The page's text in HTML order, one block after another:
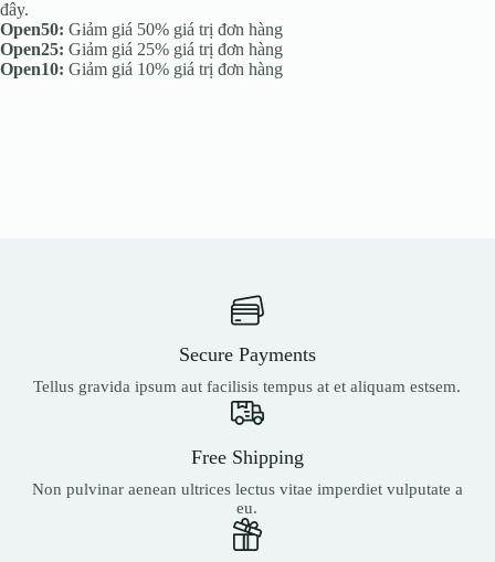
đây.
Open50: Giảm giá 50% giá trị đơn hàng
Open25: Giảm giá 25% giá trị đơn hàng
Open10: Giảm giá 10% giá trị đơn hàng
Secure Payments
Tellus gravida ipsum aut facilisis tempus at et aliquam estsem.
Free Shipping
Non pulvinar aenean ultrices lectus vitae imperdiet vulputate a
eu.